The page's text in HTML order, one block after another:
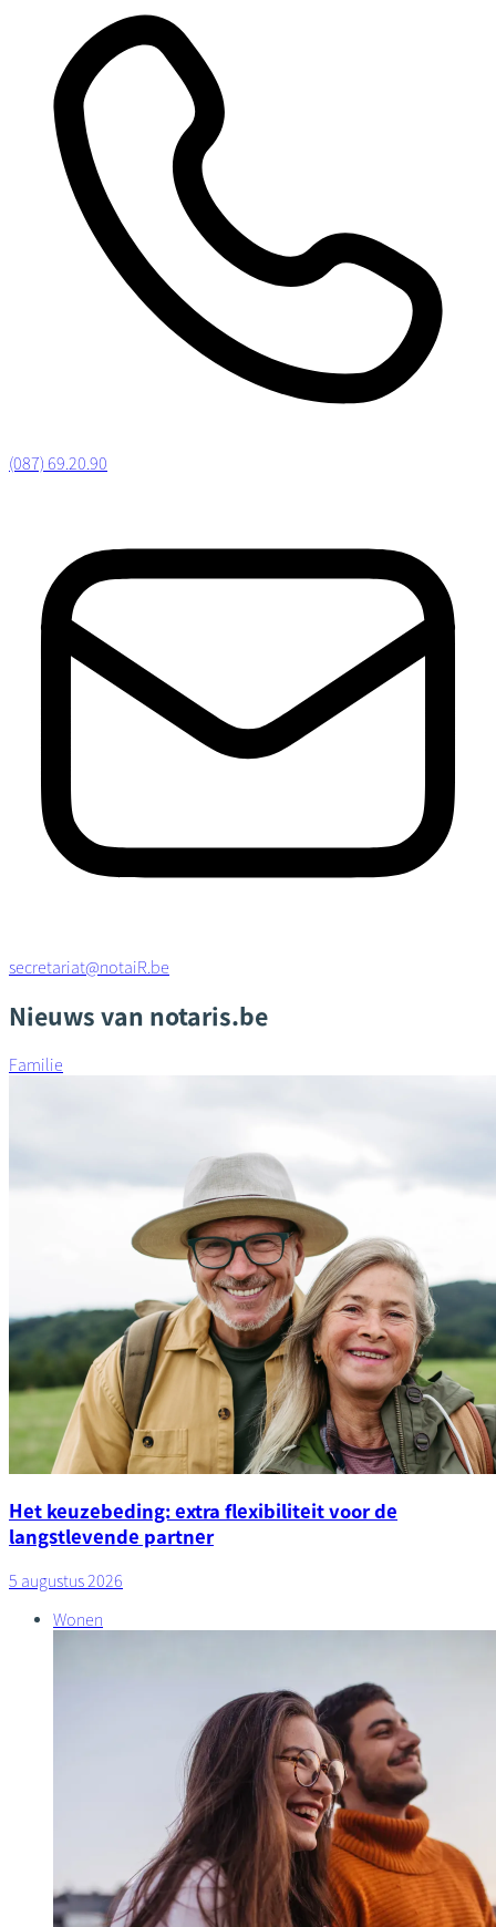
(087) 69.20.90
secretariat@notaiR.be
Nieuws van notaris.be
Familie
Het keuzebeding: extra flexibiliteit voor de
langstlevende partner
5 augustus 2026
Wonen